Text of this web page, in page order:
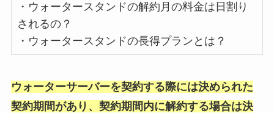
・ウォータースタンドの解約月の料金は日割り
されるの？
・ウォータースタンドの長得プランとは？
ウォーターサーバーを契約する際には決められた
契約期間があり、契約期間内に解約する場合は決